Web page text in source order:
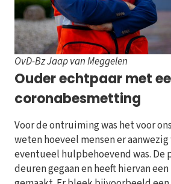
OvD-Bz Jaap van Meggelen
Ouder echtpaar met
coronabesmetting
Voor de ontruiming was het voor
weten hoeveel mensen er
eventueel hulpbehoevend was. De
deuren gegaan en heeft hiervan